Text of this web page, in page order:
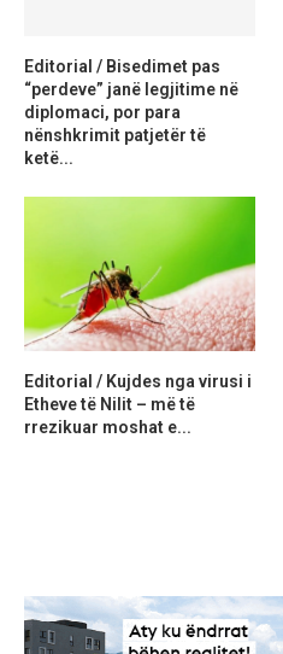
Editorial / Bisedimet pas
“perdeve” janë legjitime në
diplomaci, por para
nënshkrimit patjetër të
ketë...
Editorial / Kujdes nga virusi i
Etheve të Nilit – më të
rrezikuar moshat e...